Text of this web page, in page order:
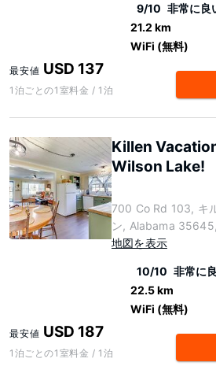
9/10 非常に良
21.2 km
WiFi (無料)
最安値 USD 137
1泊ごとの1室料金 / 1泊
Killen
Wilson Lake!
700 Co Rd 103, キ
ン, Alabama
地図を表示
10/10 非常に
22.5 km
WiFi (無料)
最安値 USD 187
1泊ごとの1室料金 / 1泊